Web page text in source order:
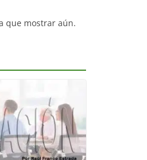
que mostrar aún.